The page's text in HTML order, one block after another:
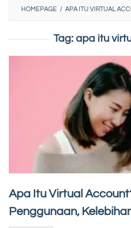
HOMEPAGE / APA ITU VIRTUAL
Tag:apa itu
Apa Itu Virtual
Penggunaan,